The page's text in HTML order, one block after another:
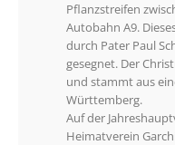
Pflanzstreifen
Autobahn A9.
durch Pater Paul
gesegnet. Der
und stammt aus
Württemberg.
Auf der
Heimatverein